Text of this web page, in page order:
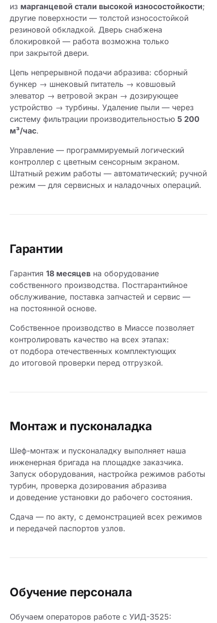
из марганцевой стали высокой износостойкости;
другие поверхности — толстой износостойкой
резиновой обкладкой. Дверь снабжена
блокировкой — работа возможна только
при закрытой двери.
Цепь непрерывной подачи абразива: сборный
бункер → шнековый питатель → ковшовый
элеватор → ветровой экран → дозирующее
устройство → турбины. Удаление пыли — через
систему фильтрации производительностью 5 200
м³/час.
Управление — программируемый логический
контроллер с цветным сенсорным экраном.
Штатный режим работы — автоматический; ручной
режим — для сервисных и наладочных операций.
Гарантии
Гарантия 18 месяцев на оборудование
собственного производства. Постгарантийное
обслуживание, поставка запчастей и сервис —
на постоянной основе.
Собственное производство в Миассе позволяет
контролировать качество на всех этапах:
от подбора отечественных комплектующих
до итоговой проверки перед отгрузкой.
Монтаж и пусконаладка
Шеф-монтаж и пусконаладку выполняет наша
инженерная бригада на площадке заказчика.
Запуск оборудования, настройка режимов работы
турбин, проверка дозирования абразива
и доведение установки до рабочего состояния.
Сдача — по акту, с демонстрацией всех режимов
и передачей паспортов узлов.
Обучение персонала
Обучаем операторов работе с УИД-3525: